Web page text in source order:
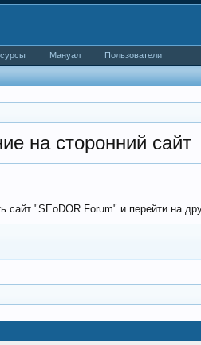
на сторонний сайт
сайт "SEoDOR Forum" и перейти на
Мануал Пользователи